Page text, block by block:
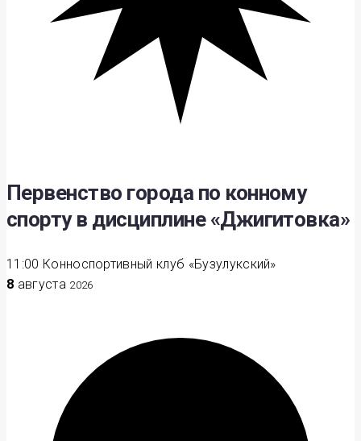
Первенство города по конному
спорту в дисциплине «Джигитовка»
11:00 Конноспортивный клуб «Бузулукский»
8 августа 2026